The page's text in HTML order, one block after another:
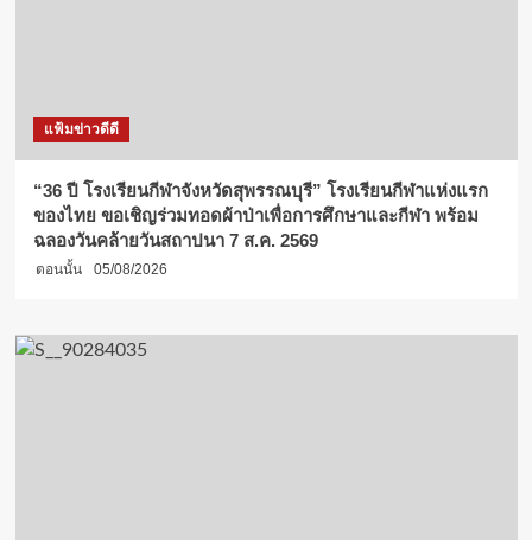
แฟ้มข่าวดีดี
“36 ปี โรงเรียนกีฬาจังหวัดสุพรรณบุรี” โรงเรียนกีฬาแห่งแรก
ของไทย ขอเชิญร่วมทอดผ้าป่าเพื่อการศึกษาและกีฬา พร้อม
ฉลองวันคล้ายวันสถาปนา 7 ส.ค. 2569
ตอนนั้น 05/08/2026